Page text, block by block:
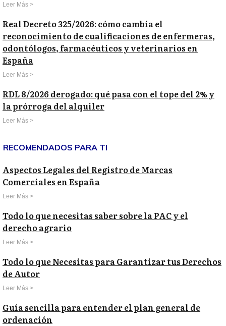
Leer Más >
Real Decreto 325/2026: cómo cambia el
reconocimiento de cualificaciones de enfermeras,
odontólogos, farmacéuticos y veterinarios en
España
Leer Más >
RDL 8/2026 derogado: qué pasa con el tope del 2% y
la prórroga del alquiler
Leer Más >
RECOMENDADOS PARA TI
Aspectos Legales del Registro de Marcas
Comerciales en España
Leer Más >
Todo lo que necesitas saber sobre la PAC y el
derecho agrario
Leer Más >
Todo lo que Necesitas para Garantizar tus Derechos
de Autor
Leer Más >
Guía sencilla para entender el plan general de
ordenación